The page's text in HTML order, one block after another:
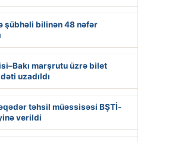
şübhəli bilinən 48 nəfər
marşrutu üzrə bilet
uzadıldı
təhsil müəssisəsi BŞTİ-
verildi